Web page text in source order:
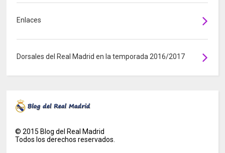
Enlaces
Dorsales del Real Madrid en la temporada 2016/2017
©2015 Blog del Real Madrid
Todos los derechos reservados.